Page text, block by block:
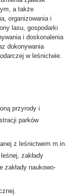
a także
organizowania i
lasu, gospodarki
i doskonalenia
dokonywania
w leśnictwie.
przyrody i
parków
z leśnictwem m.in.
zakłady
zakłady naukowo-